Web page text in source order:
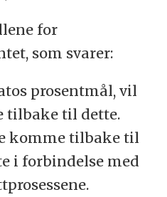
for
som svarer:
prosentmål, vil
tilbake til dette.
komme tilbake til
i forbindelse med